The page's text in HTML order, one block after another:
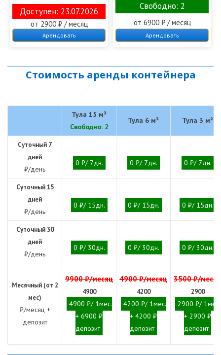
Доступен: 23.07.2026
от 2900 ₽ / месяц
Арендовать
Свободно: 2
от 6900 ₽ / месяц
Арендовать
Стоимость аренды контейнера
Тула 15 м²
Свободно: 2
Тула 6 м² Тула 3 м²
Суточный 7
дней
₽/день
0 ₽/ 7дн. 0 ₽/ 7дн. 0 ₽/ 7дн.
Суточный 15
дней
₽/день
0 ₽/ 15дн. 0 ₽/ 15дн. 0 ₽/ 15дн.
Суточный 30
дней
₽/день
0 ₽/ 30дн. 0 ₽/ 30дн. 0 ₽/ 30дн.
Месячный (от 2
мес)
₽/месяц +
депозит
9900 ₽/месяц
4900
4900 ₽/ 1мес.
+ 6900 ₽
депозит
4900 ₽/месяц
4200
4200 ₽/ 1мес.
+ 4200 ₽
депозит
3500 ₽/месяц
2900
2900 ₽/ 1мес.
+ 2900 ₽
депозит